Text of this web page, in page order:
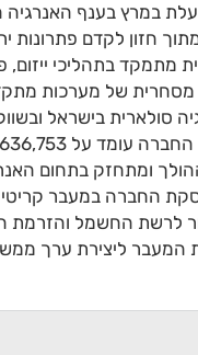
במרץ בענף
בשנת 2013 מתוך חזון לקדם
מתמקד בתהליכי ייזום,
של מערכות
בישראל
ומתחזק בתחום
החברה במעבר קריטי
לרשת החשמל והזרמת
ליצירת ערך ממשי